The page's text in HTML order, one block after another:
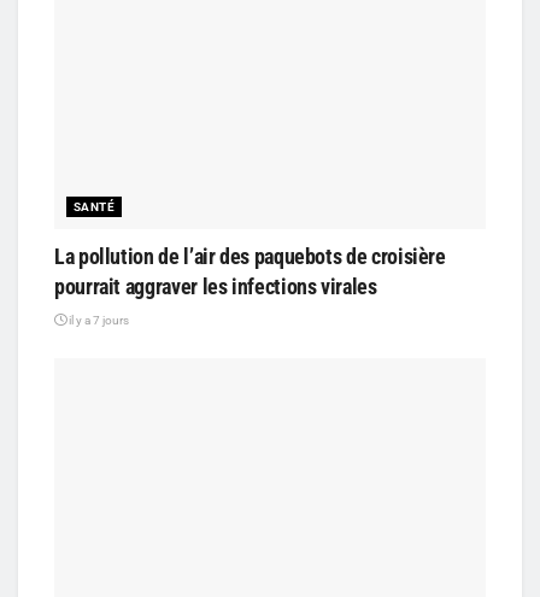
SANTÉ
La pollution de l’air des paquebots de croisière
pourrait aggraver les infections virales
il y a 7 jours